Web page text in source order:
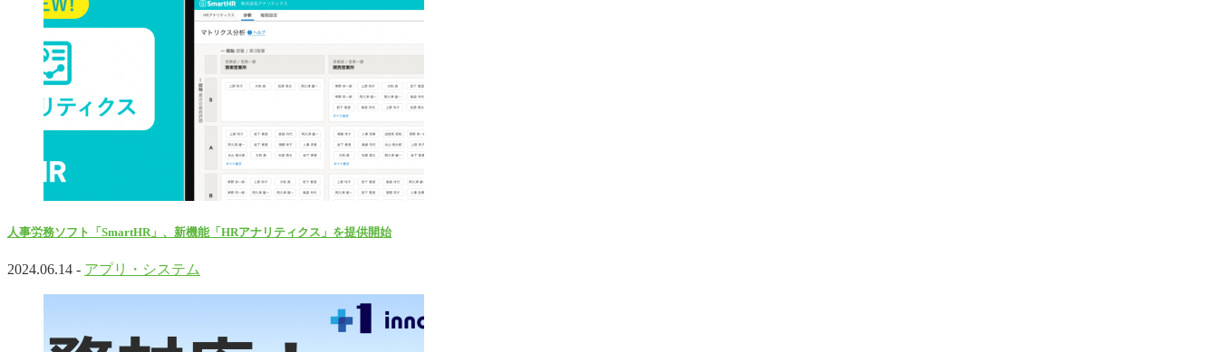
人事労務ソフト「SmartHR」、新機能「HRアナリティクス」を提供開始
2024.06.14 - アプリ・システム